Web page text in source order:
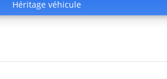
Héritage véhicule